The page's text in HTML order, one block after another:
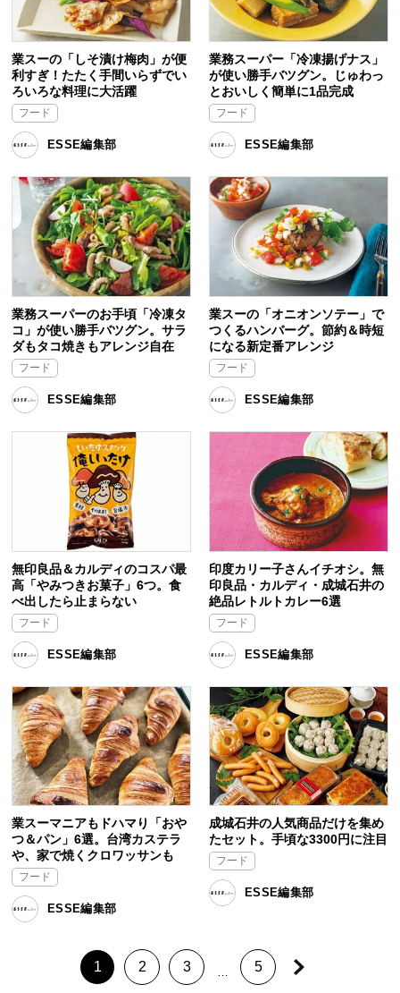
業スーの「しそ漬け梅肉」が便
利すぎ！たたく手間いらずでい
ろいろな料理に大活躍
フード
ESSE編集部
業務スーパー「冷凍揚げナス」
が使い勝手バツグン。じゅわっ
とおいしく簡単に1品完成
フード
ESSE編集部
業務スーパーのお手頃「冷凍タ
コ」が使い勝手バツグン。サラ
ダもタコ焼きもアレンジ自在
フード
ESSE編集部
業スーの「オニオンソテー」で
つくるハンバーグ。節約＆時短
になる新定番アレンジ
フード
ESSE編集部
無印良品＆カルディのコスパ最
高「やみつきお菓子」6つ。食
べ出したら止まらない
フード
ESSE編集部
印度カリー子さんイチオシ。無
印良品・カルディ・成城石井の
絶品レトルトカレー6選
フード
ESSE編集部
業スーマニアもドハマり「おや
つ＆パン」6選。台湾カステラ
や、家で焼くクロワッサンも
フード
ESSE編集部
成城石井の人気商品だけを集め
たセット。手頃な3300円に注目
フード
ESSE編集部
1 2 3 5